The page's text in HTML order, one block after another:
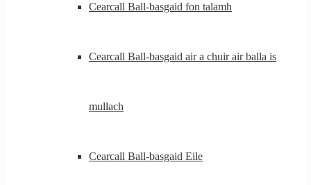
Cearcall Ball-basgaid fon talamh
Cearcall Ball-basgaid air a chuir air balla is
mullach
Cearcall Ball-basgaid Eile